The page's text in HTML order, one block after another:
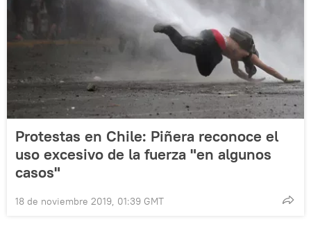
Protestas en Chile: Piñera reconoce el
uso excesivo de la fuerza "en algunos
casos"
18 de noviembre 2019, 01:39 GMT